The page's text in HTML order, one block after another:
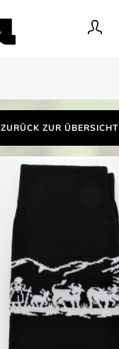
ZURÜCK ZUR ÜBERSICHT